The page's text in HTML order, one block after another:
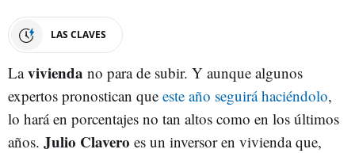
LAS CLAVES
Lavivienda no para de subir. Y aunque algunos
expertos pronostican que este año seguirá haciéndolo,
lo hará en porcentajes no tan altos como en los últimos
años. Julio Clavero es un inversor en vivienda que,